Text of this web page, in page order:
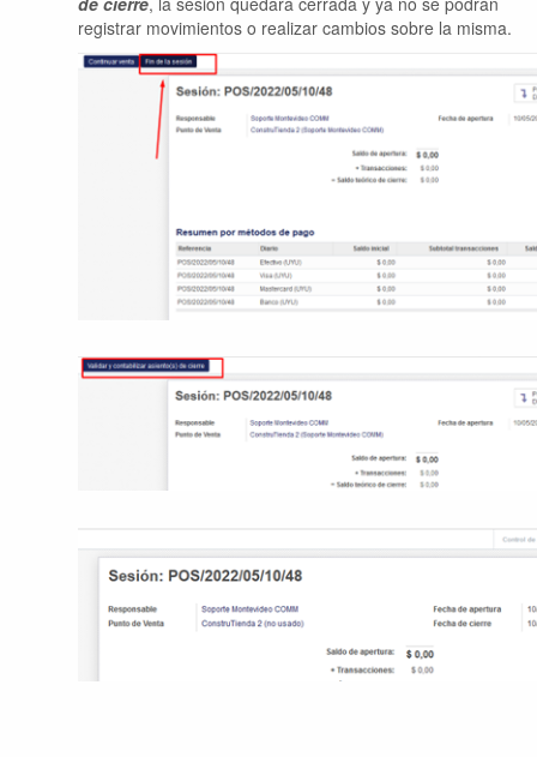
registrar movimientos o realizar cambios sobre la misma.